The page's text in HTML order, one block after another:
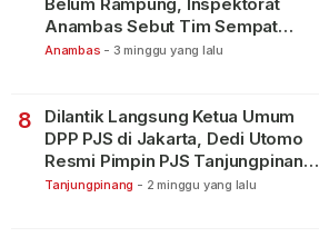
Anambas Sebut Tim Sempat
Terbagi Tangani Kasus Lain
Anambas - 3 minggu yang lalu
8
Dilantik Langsung Ketua Umum
DPP PJS di Jakarta, Dedi Utomo
Resmi Pimpin PJS Tanjungpinang-
Bintan
Tanjungpinang - 2 minggu yang lalu